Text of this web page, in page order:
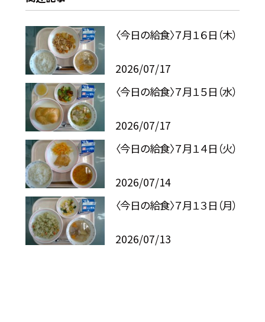
〈今日の給食〉７月１６日（木）
2026/07/17
〈今日の給食〉７月１５日（水）
2026/07/17
〈今日の給食〉７月１４日（火）
2026/07/14
〈今日の給食〉７月１３日（月）
2026/07/13